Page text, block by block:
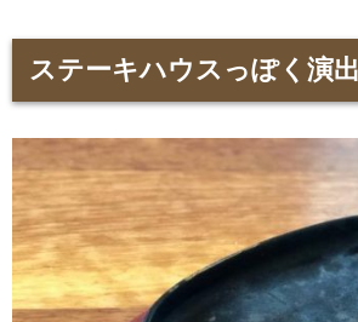
ステーキハウスっぽく演